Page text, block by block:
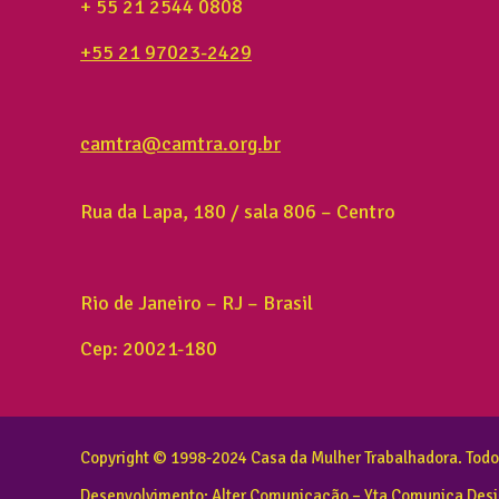
+ 55 21 2544 0808
+55 21 97023-2429
camtra@camtra.org.br
Rua da Lapa, 180 / sala 806 – Centro
Rio de Janeiro – RJ – Brasil
Cep: 20021-180
Copyright © 1998-2024 Casa da Mulher Trabalhadora.